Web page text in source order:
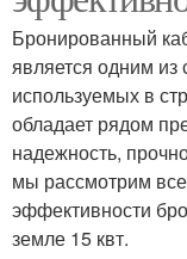
Бронированный
является одним
используемых в
обладает рядом
надежность,
мы рассмотрим
эффективности
земле 15 квт.